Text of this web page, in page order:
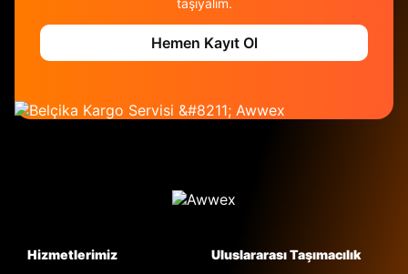
taşıyalım.
Hemen Kayıt Ol
Hizmetlerimiz Uluslararası Taşımacılık